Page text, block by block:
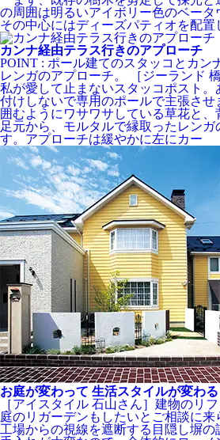
の周囲は明るいアイボリー色のベータ
その中心にはディーズパティオを配置
カンナ経由テラス行きのアプローチ
POINT : ポール建てのスタッコとカン
レンガのアプローチ。 ［ジーランド
私が愛して止まないスタッコポスト
付けしないで専用のポールで主張させ
囲むようにワサワサしている草花と
足元から、モルタルで縁取ったレンガ
す。アプローチは緩やかに左にカー
お庭が変わって 生活スタイルが変わる
［アイスタイル 石山さん］建物のリ
庭のリガーデンもしたいとご相談に来
工場からの視線を遮断する目隠し塀